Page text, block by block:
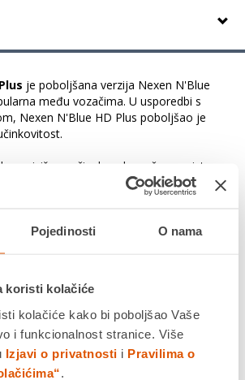
Pojedinosti O nama
koristi kolačiće
kolačiće kako bi poboljšao Vaše
i funkcionalnost stranice. Više
Izjavi o privatnosti i Pravilima o
je poboljšana verzija Nexen N'Blue
među vozačima. U usporedbi s
Nexen N'Blue HD Plus poboljšao je
najviše znači vrhunska vučna svojstva,
na mokrim cestama i mnogo niži otpor
je rezultat, između ostalog, 3
neprocjenjivu ulogu u stabilnosti gume
Oni učinkovito ispuštaju vodu s
performanse na mokroj površini ne
nisu za široke obodne utore.
HD Plus odlikuje